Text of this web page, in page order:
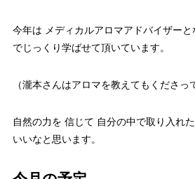
今年は メディカルアロマアドバイザー
でじっくり学ばせて頂いています。
（瀧本さんはアロマを教えてもくださっ
自然の力を 信じて 自分の中で取り入れ
いいなと思います。